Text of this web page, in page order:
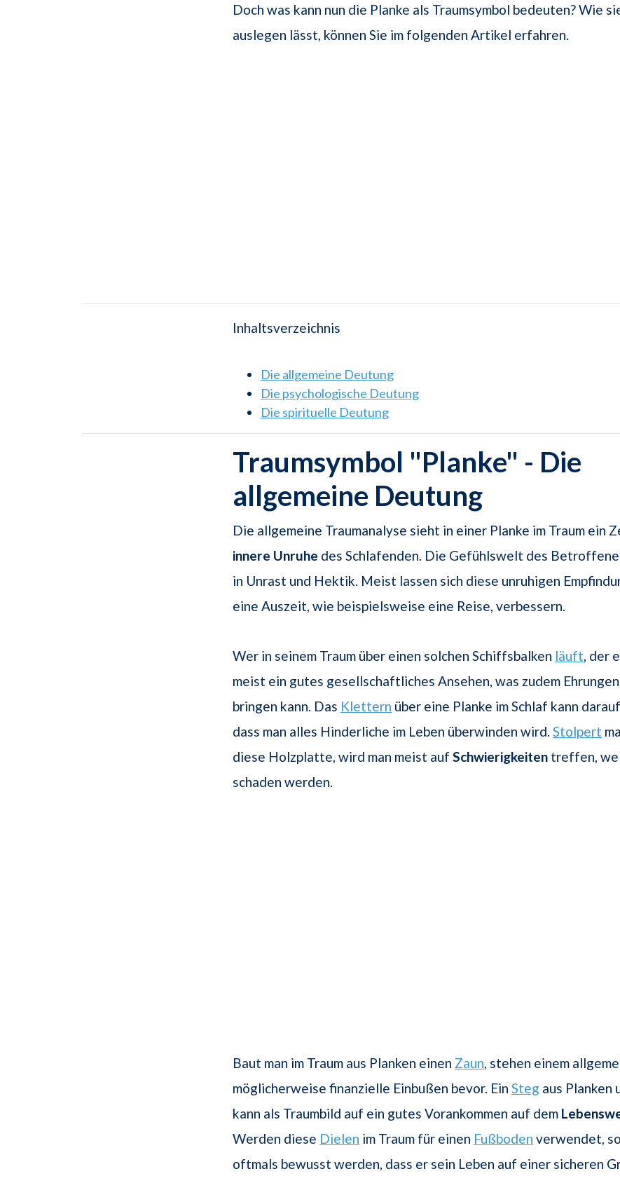
Doch was kann nun die Planke als Traumsymbol bedeuten? Wie
auslegen lässt, können Sie im folgenden Artikel erfahren.
Inhaltsverzeichnis
Die allgemeine Deutung
Die psychologische Deutung
Die spirituelle Deutung
Traumsymbol "Planke" - Die
allgemeine Deutung
Die allgemeine Traumanalyse sieht in einer Planke im Traum ein
innere Unruhe des Schlafenden. Die Gefühlswelt des
in Unrast und Hektik. Meist lassen sich diese unruhigen
eine Auszeit, wie beispielsweise eine Reise, verbessern.
Wer in seinem Traum über einen solchen Schiffsbalken läuft, der
meist ein gutes gesellschaftliches Ansehen, was zudem
bringen kann. Das Klettern über eine Planke im Schlaf kann
dass man alles Hinderliche im Leben überwinden wird. Stolpert
diese Holzplatte, wird man meist auf Schwierigkeiten treffen,
schaden werden.
Baut man im Traum aus Planken einen Zaun, stehen einem
möglicherweise finanzielle Einbußen bevor. Ein Steg aus Planken
kann als Traumbild auf ein gutes Vorankommen auf dem
Werden diese Dielen im Traum für einen Fußboden verwendet,
oftmals bewusst werden, dass er sein Leben auf einer sicheren